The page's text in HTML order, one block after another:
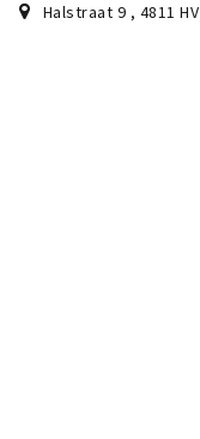
Halstraat 9 , 4811 HV